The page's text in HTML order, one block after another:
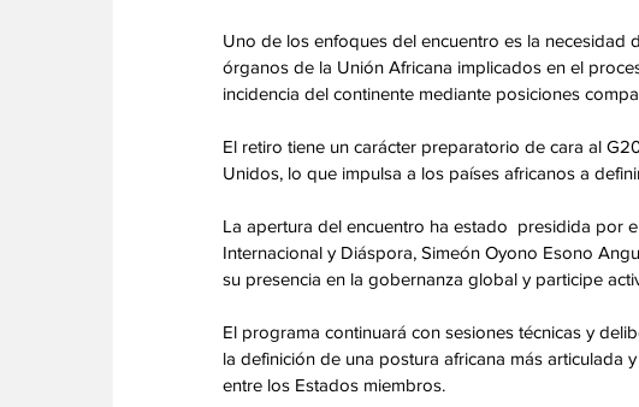
Uno de los enfoques del encuentro es la
órganos de la Unión Africana implicados en el
incidencia del continente mediante posiciones
El retiro tiene un carácter preparatorio de cara al
Unidos, lo que impulsa a los países africanos a
La apertura del encuentro ha estado  presidida por
Internacional y Diáspora, Simeón Oyono Esono
su presencia en la gobernanza global y participe
El programa continuará con sesiones técnicas y
la definición de una postura africana más articulada
entre los Estados miembros.